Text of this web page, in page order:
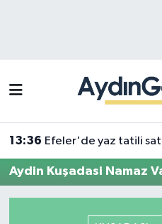
13:36 Efeler'de yaz tatili
Aydin Kuşadasi Namaz
Efeler Trafik
Süper Lig Puan
Tüm Manşetler
Son Dakika Haberleri